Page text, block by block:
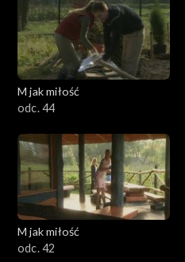
M jak miłość
odc. 44
M jak miłość
odc. 42